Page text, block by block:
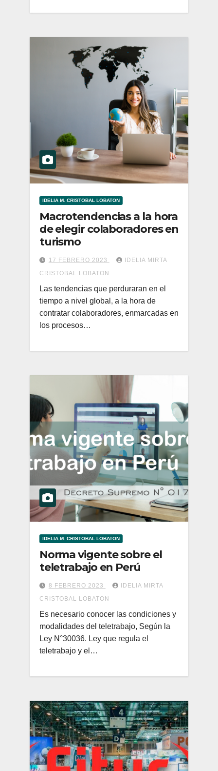
IDELIA M. CRISTOBAL LOBATON
Macrotendencias a la hora
de elegir colaboradores en
turismo
17 FEBRERO 2023
IDELIA MIRTA
CRISTOBAL LOBATON
Las tendencias que perduraran en el
tiempo a nivel global, a la hora de
contratar colaboradores, enmarcadas en
los procesos…
IDELIA M. CRISTOBAL LOBATON
Norma vigente sobre el
teletrabajo en Perú
8 FEBRERO 2023
IDELIA MIRTA
CRISTOBAL LOBATON
Es necesario conocer las condiciones y
modalidades del teletrabajo, Según la
Ley N°30036. Ley que regula el
teletrabajo y el…